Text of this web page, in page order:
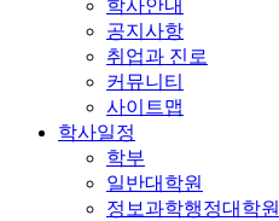
학사안내
공지사항
취업과 진로
커뮤니티
사이트맵
학사일정
학부
일반대학원
정보과학행정대학원